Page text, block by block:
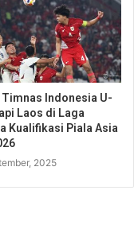
Indonesia U-
Laos di Laga
Kualifikasi Piala Asia
2025